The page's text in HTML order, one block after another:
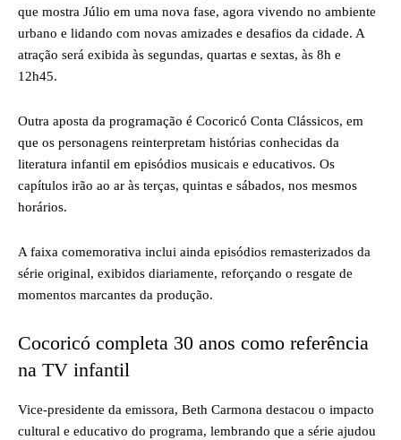
que mostra Júlio em uma nova fase, agora vivendo no ambiente
urbano e lidando com novas amizades e desafios da cidade. A
atração será exibida às segundas, quartas e sextas, às 8h e
12h45.
Outra aposta da programação é Cocoricó Conta Clássicos, em
que os personagens reinterpretam histórias conhecidas da
literatura infantil em episódios musicais e educativos. Os
capítulos irão ao ar às terças, quintas e sábados, nos mesmos
horários.
A faixa comemorativa inclui ainda episódios remasterizados da
série original, exibidos diariamente, reforçando o resgate de
momentos marcantes da produção.
Cocoricó completa 30 anos como referência
na TV infantil
Vice-presidente da emissora, Beth Carmona destacou o impacto
cultural e educativo do programa, lembrando que a série ajudou